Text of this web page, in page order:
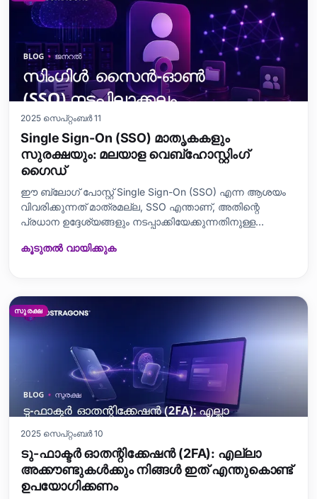
2025 സെപ്റ്റംബർ 11
Single Sign-On (SSO) മാതൃകകളും
സുരക്ഷയും: മലയാള വെബ്ഹോസ്റ്റിംഗ്
ഗൈഡ്
ഈ ബ്ലോഗ് പോസ്റ്റ് Single Sign-On (SSO) എന്ന ആശയം
വിവരിക്കുന്നത് മാത്രമല്ല, SSO എന്താണ്, അതിന്റെ
പ്രധാന ഉദ്ദേശ്യങ്ങളും നടപ്പാക്കിയേക്കുന്നതിനുള്ള
ഇംപ്ലിമെന്റേഷൻ്റെ ആവശ്യങ്ങൾ, ലഭ്യമായ
കൂടുതൽ വായിക്കുക
സുരക്ഷ
2025 സെപ്റ്റംബർ 10
ടു-ഫാക്ടർ ഓതന്റിക്കേഷൻ (2FA): എല്ലാ
അക്കൗണ്ടുകൾക്കും നിങ്ങൾ ഇത് എന്തുകൊണ്ട്
ഉപയോഗിക്കണം